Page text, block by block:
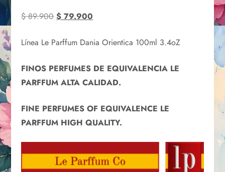
$89.900 $ 79.900
Línea Le Parffum Dania Orientica 100ml 3.4oZ
FINOS PERFUMES DE EQUIVALENCIA LE
PARFFUM ALTA CALIDAD.
FINE PERFUMES OF EQUIVALENCE LE
PARFFUM HIGH QUALITY.